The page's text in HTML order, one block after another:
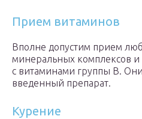
Прием витаминов
Вполне допустим прием
минеральных комплексов
с витаминами группы В.
введенный препарат.
Курение